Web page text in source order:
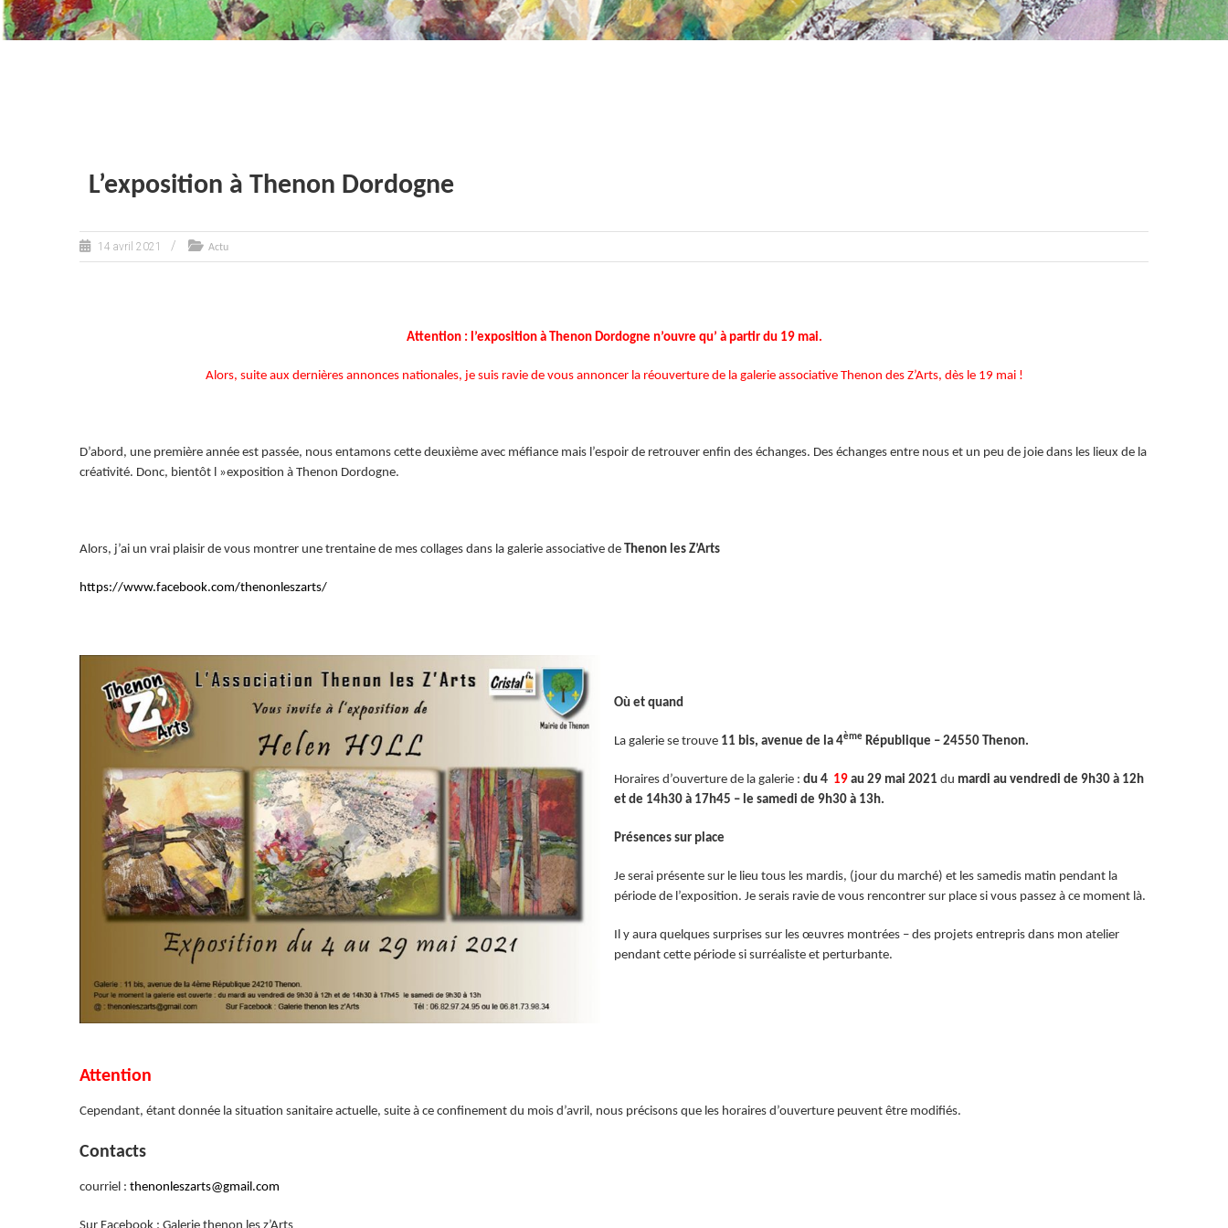
L’exposition à Thenon Dordogne
14 avril 2021 Actu
Attention : l’exposition à Thenon Dordogne n’ouvre qu’ à partir du 19 mai.
Alors, suite aux dernières annonces nationales, je suis ravie de vous annoncer la réouverture de la galerie associative Thenon des Z’Arts, dès le 19 mai !
D’abord, une première année est passée, nous entamons cette deuxième avec méfiance mais l’espoir de retrouver enfin des échanges. Des échanges entre nous et un peu de joie dans les lieux de la
créativité. Donc, bientôt l »exposition à Thenon Dordogne.
Alors, j’ai un vrai plaisir de vous montrer une trentaine de mes collages dans la galerie associative de Thenon les Z’Arts
https://www.facebook.com/thenonleszarts/
Où et quand
La galerie se trouve 11 bis, avenue de la 4ème République – 24550 Thenon.
Horaires d’ouverture de la galerie : du 4 19 au 29 mai 2021 du mardi au vendredi de 9h30 à 12h
et de 14h30 à 17h45 – le samedi de 9h30 à 13h.
Présences sur p lace
Je serai présente sur le lieu tous les mardis, (jour du marché) et les samedis matin pendant la
période de l’exposition. Je serais ravie de vous rencontrer sur place si vous passez à ce moment là.
Il y aura quelques surprises sur les œuvres montrées – des projets entrepris dans mon atelier
pendant cette période si surréaliste et perturbante.
Attention
Cependant, étant donnée la situation sanitaire actuelle, suite à ce confinement du mois d’avril, nous précisons que les horaires d’ouverture peuvent être modifiés.
Contacts
courriel : thenonleszarts@gmail.com